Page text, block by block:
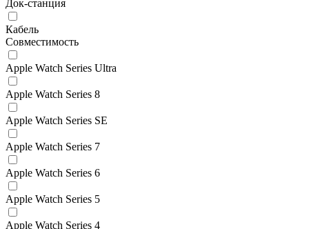
Док-станция
Кабель
Совместимость
Apple Watch Series Ultra
Apple Watch Series 8
Apple Watch Series SE
Apple Watch Series 7
Apple Watch Series 6
Apple Watch Series 5
Apple Watch Series 4